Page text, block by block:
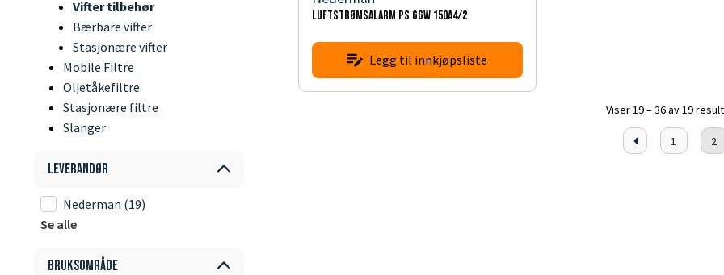
Vifter tilbehør
Bærbare vifter
Stasjonære vifter
Mobile Filtre
Oljetåkefiltre
Stasjonære filtre
Slanger
Leverandør
Nederman (19)
Se alle
Bruksområde
Luftstrømsalarm PS GGW 150A4/2
Legg til innkjøpsliste
Viser 19 – 36 av 19
1 2